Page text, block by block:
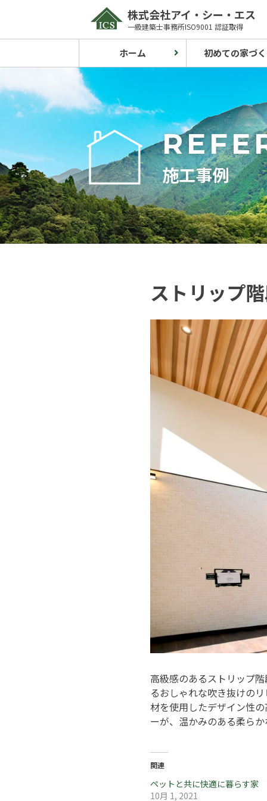
content
株式会社アイ・シー・エス
一級建築士事務所ISO9001 認証取得
ホーム 初めての家づ
施工事例
ストリップ
高級感のあるストリップ
るおしゃれな吹き抜けの
材を使用したデザイン性
ーが、温かみのある柔ら
関連
ペットと共に快適に暮らす家
10月 1, 2021